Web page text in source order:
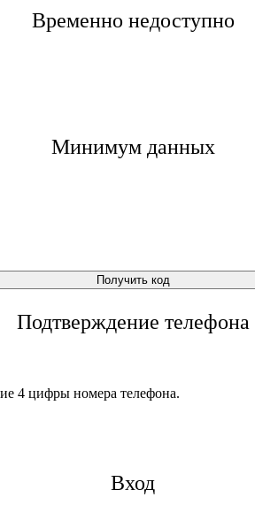
Временно недоступно
Минимум данных
Получить код
Подтверждение телефона
4 цифры номера телефона.
Вход